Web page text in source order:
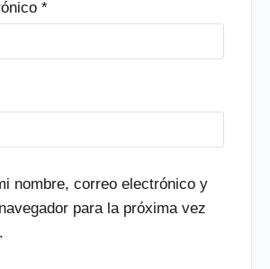
*
nombre, correo electrónico y
para la próxima vez